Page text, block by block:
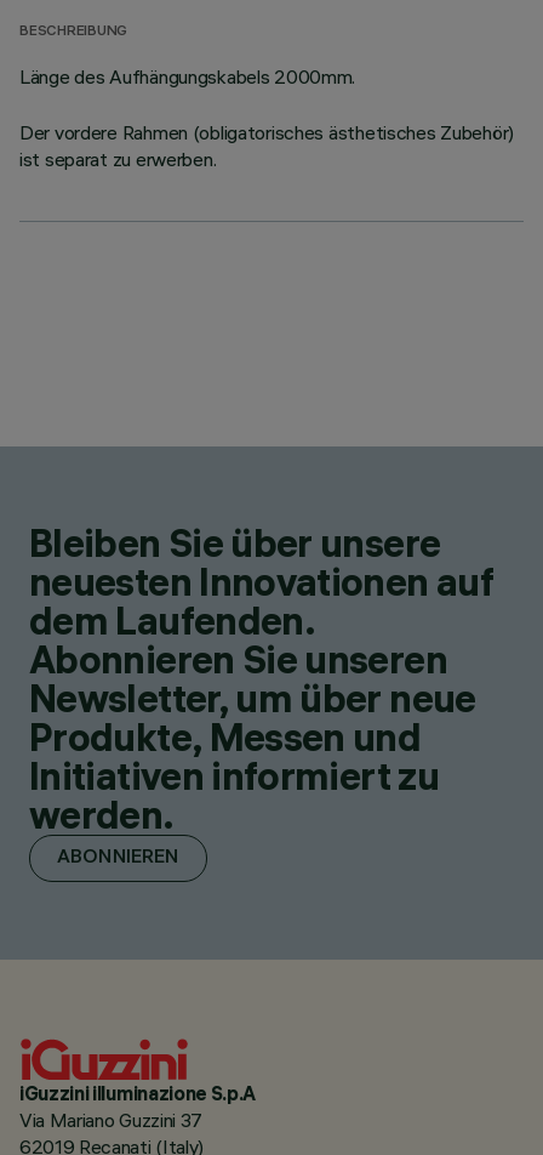
BESCHREIBUNG
Länge des Aufhängungskabels 2000mm.
Der vordere Rahmen (obligatorisches ästhetisches Zubehör)
ist separat zu erwerben.
Bleiben Sie über unsere
neuesten Innovationen auf
dem Laufenden.
Abonnieren Sie unseren
Newsletter, um über neue
Produkte, Messen und
Initiativen informiert zu
werden.
ABONNIEREN
iGuzzini illuminazione S.p.A
Via Mariano Guzzini 37
62019 Recanati (Italy)